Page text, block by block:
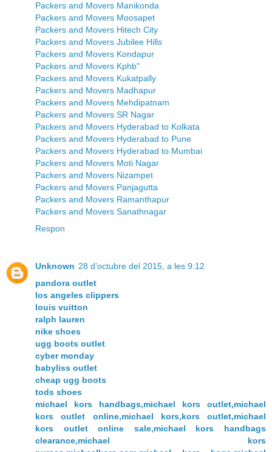
Packers and Movers Manikonda
Packers and Movers Moosapet
Packers and Movers Hitech City
Packers and Movers Jubilee Hills
Packers and Movers Kondapur
Packers and Movers Kphb"
Packers and Movers Kukatpally
Packers and Movers Madhapur
Packers and Movers Mehdipatnam
Packers and Movers SR Nagar
Packers and Movers Hyderabad to Kolkata
Packers and Movers Hyderabad to Pune
Packers and Movers Hyderabad to Mumbai
Packers and Movers Moti Nagar
Packers and Movers Nizampet
Packers and Movers Panjagutta
Packers and Movers Ramanthapur
Packers and Movers Sanathnagar
Respon
Unknown 28 d’octubre del 2015, a les 9:12
pandora outlet
los angeles clippers
louis vuitton
ralph lauren
nike shoes
ugg boots outlet
cyber monday
babyliss outlet
cheap ugg boots
tods shoes
michael kors handbags,michael kors outlet,michael
kors outlet online,michael kors,kors outlet,michael
kors outlet online sale,michael kors handbags
clearance,michael kors